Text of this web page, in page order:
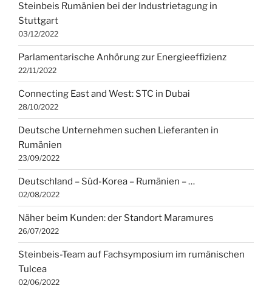
Steinbeis Rumänien bei der Industrietagung in
Stuttgart
03/12/2022
Parlamentarische Anhörung zur Energieeffizienz
22/11/2022
Connecting East and West: STC in Dubai
28/10/2022
Deutsche Unternehmen suchen Lieferanten in
Rumänien
23/09/2022
Deutschland – Süd-Korea – Rumänien – …
02/08/2022
Näher beim Kunden: der Standort Maramures
26/07/2022
Steinbeis-Team auf Fachsymposium im rumänischen
Tulcea
02/06/2022